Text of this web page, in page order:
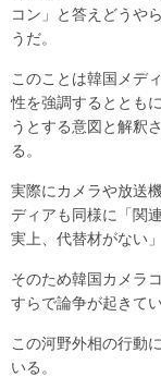
コン」と答えどうや
うだ。
このことは韓国メデ
性を強調するととも
うとする意図と解釈
る。
実際にカメラや放送
ディアも同様に「関
実上、代替材がない
そのため韓国カメラ
すらで論争が起きてい
この河野外相の行動
いる。